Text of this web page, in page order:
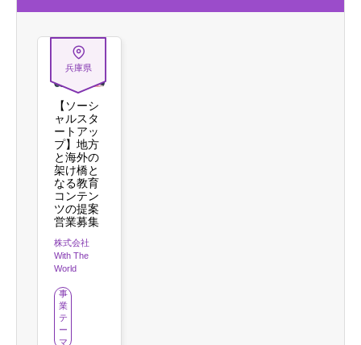
兵庫県
【ソーシ
ャルスタ
ートアッ
プ】地方
と海外の
架け橋と
なる教育
コンテン
ツの提案
営業募集
株式会社
With The
World
事
業
テ
ー
マ